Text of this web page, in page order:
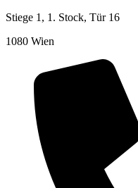
Stiege 1, 1. Stock, Tür 16
1080 Wien